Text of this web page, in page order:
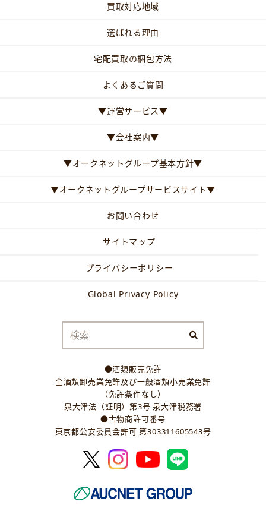
買取対応地域
選ばれる理由
宅配買取の梱包方法
よくあるご質問
▼運営サービス▼
▼会社案内▼
▼オークネットグループ基本方針▼
▼オークネットグループサービスサイト▼
お問い合わせ
サイトマップ
プライバシーポリシー
Global Privacy Policy
●酒類販売免許
全酒類卸売業免許及び一般酒類小売業免許
（免許条件なし）
泉大津法（証明）第3号 泉大津税務署
●古物商許可番号
東京都公安委員会許可 第303311605543号